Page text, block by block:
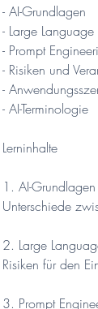
- AI-Grundlagen
- Large Language
- Prompt
- Risiken und
-
- AI-Terminologie
Lerninhalte
1. AI-
Unterschiede
2. Large
Risiken für den
3. Prompt